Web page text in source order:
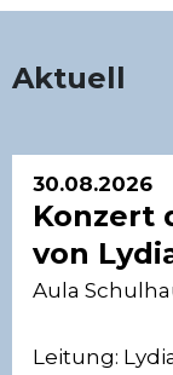
Aktuell
30.08.2026
Konzert
von
Aula
Leitung: